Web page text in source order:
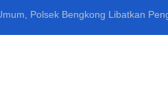
Polsek Bengkong Libatkan